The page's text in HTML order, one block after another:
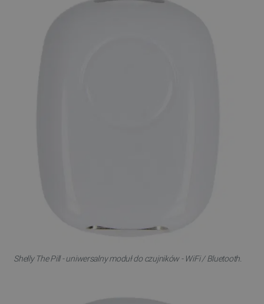
Shelly The Pill - uniwersalny moduł do czujników - WiFi / Bluetooth.